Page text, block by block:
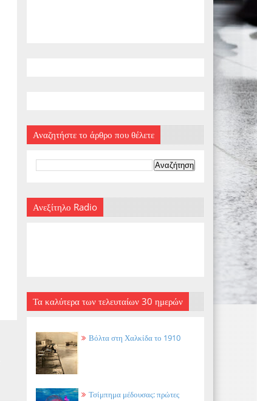
Αναζητήστε το άρθρο που θέλετε
Ανεξίτηλο Radio
Τα καλύτερα των τελευταίων 30 ημερών
Βόλτα στη Χαλκίδα το 1910
Τσίμπημα μέδουσας: πρώτες